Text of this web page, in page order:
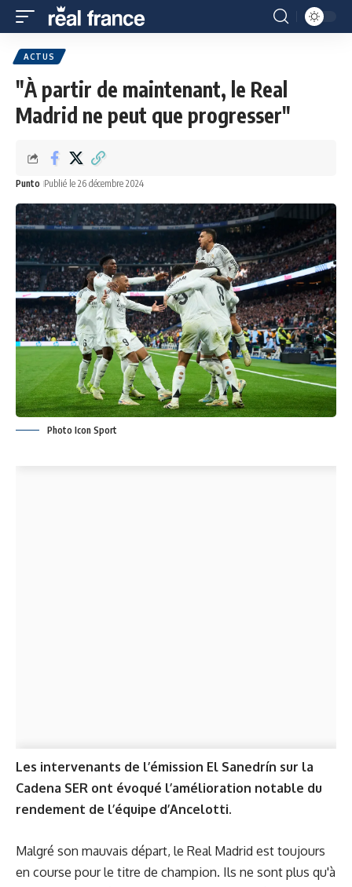
ACTUS
"À partir de maintenant, le Real
Madrid ne peut que progresser"
Punto Publié le 26 décembre 2024
Photo Icon Sport
Les intervenants de l’émission El Sanedrín sur la
Cadena SER ont évoqué l’amélioration notable du
rendement de l’équipe d’Ancelotti.
Malgré son mauvais départ, le Real Madrid est toujours
en course pour le titre de champion. Ils ne sont plus qu'à